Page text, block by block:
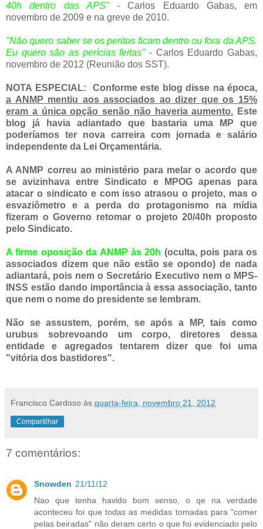
40h dentro das APS"
- Carlos Eduardo Gabas, em
novembro de 2009 e na greve de 2010.
"Não quero saber se os peritos ficam dentro ou fora da APS.
Eu quero são as perícias feitas" - Carlos Eduardo Gabas,
novembro de 2012 (Reunião dos SST).
NOTA ESPECIAL:
Conforme este blog disse na época,
a ANMP mentiu aos associados ao dizer que os 15%
eram a única opção senão não haveria aumento. Este
blog já havia adiantado que bastaria uma MP que
poderíamos ter nova carreira com jornada e salário
independente da Lei Orçamentária.
A ANMP correu ao ministério para melar o acordo que
se avizinhava entre Sindicato e MPOG apenas para
atacar o sindicato e com isso atrasou o projeto, mas o
esvaziômetro e a perda do protagonismo na mídia
fizeram o Governo retomar o projeto 20/40h proposto
pelo Sindicato.
A firme oposição da ANMP às 20h (oculta, pois para os
associados dizem que não estão se opondo) de nada
adiantará, pois nem o Secretário Executivo nem o MPS-
INSS estão dando importância à essa associação, tanto
que nem o nome do presidente se lembram.
Não se assustem, porém, se após a MP, tais como
urubus sobrevoando um corpo, diretores dessa
entidade e agregados tentarem dizer que foi uma
"vitória dos bastidores".
Francisco Cardoso às quarta-feira, novembro 21, 2012
Compartilhar
7 comentários:
Snowden 21/11/12
Nao que tenha havido bom senso, o qe na verdade
aconteceu foi que todas as medidas tomadas para "comer
pelas beiradas" não deram certo o que foi evidenciado pelo